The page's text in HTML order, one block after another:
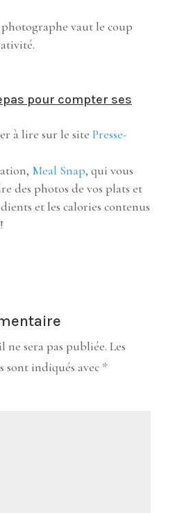
photographe vaut le coup
pour compter ses
à lire sur le site Presse-
Meal Snap, qui vous
des photos de vos plats et
et les calories contenus
ne sera pas publiée. Les
sont indiqués avec *